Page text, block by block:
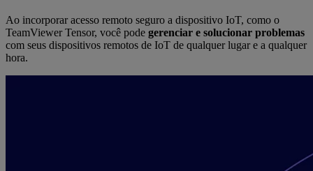
Ao incorporar acesso remoto seguro a dispositivo IoT, como o
TeamViewer Tensor, você pode gerenciar e solucionar problemas
com seus dispositivos remotos de IoT de qualquer lugar e a qualquer
hora.